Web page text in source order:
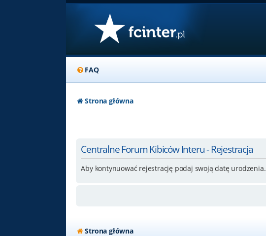
FAQ
Strona główna
Centralne Forum Kibiców Interu - Rejestracja
Aby kontynuować rejestrację podaj swoją datę urodzenia.
Strona główna